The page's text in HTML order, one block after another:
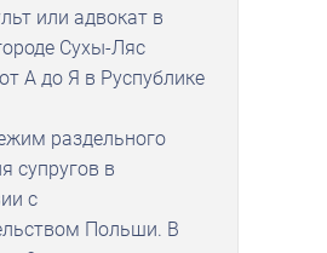
или адвокат в
Сухы-Ляс
А до Я в Руспублике
раздельного
супругов в
с
Польши. В